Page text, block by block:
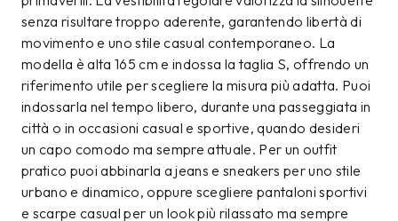
senza risultare troppo aderente, garantendo libertà di
movimento e uno stile casual contemporaneo. La
modella è alta 165 cm e indossa la taglia S, offrendo un
riferimento utile per scegliere la misura più adatta. Puoi
indossarla nel tempo libero, durante una passeggiata in
città o in occasioni casual e sportive, quando desideri
un capo comodo ma sempre attuale. Per un outfit
pratico puoi abbinarla a jeans e sneakers per uno stile
urbano e dinamico, oppure scegliere pantaloni sportivi
e scarpe casual per un look più rilassato ma sempre